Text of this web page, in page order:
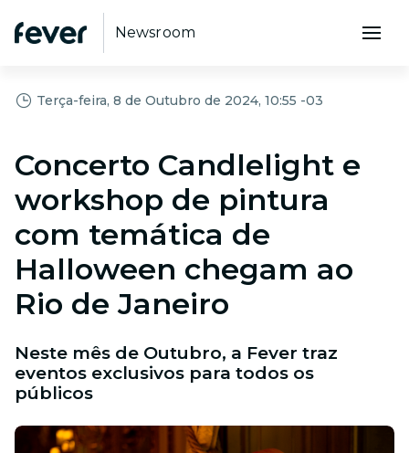
Newsroom
Terça-feira, 8 de Outubro de 2024, 10:55 -03
Concerto Candlelight e
workshop de pintura
com temática de
Halloween chegam ao
Rio de Janeiro
Neste mês de Outubro, a Fever traz
eventos exclusivos para todos os
públicos